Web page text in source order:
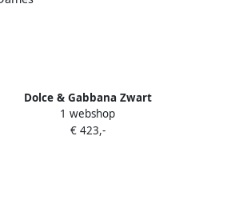
Dolce & Gabbana Zwart
Zeekleding Driehoek Slipje Black
Dames
1 webshop
€ 423,-